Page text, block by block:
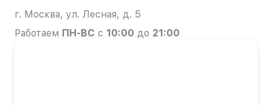
г. Москва, ул. Лесная, д. 5
Работаем ПН-ВС с 10:00 до 21:00